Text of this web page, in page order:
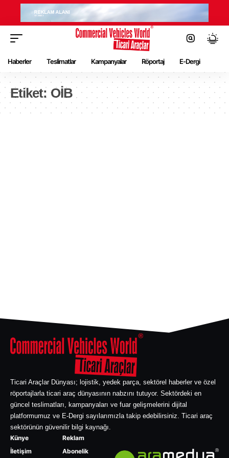
Haberler Teslimatlar Kampanyalar Röportaj E-Dergi
Etiket: OİB
Ticari Araçlar Dünyası; lojistik, yedek parça, sektörel haberler ve özel
röportajlarla ticari araç dünyasının nabzını tutuyor. Sektördeki en
güncel teslimatları, kampanyaları ve fuar gelişmelerini dijital
platformumuz ve E-Dergi sayılarımızla takip edebilirsiniz. Ticari araç
sektörünün güvenilir bilgi kaynağı.
Künye
İletişim
Reklam
Abonelik